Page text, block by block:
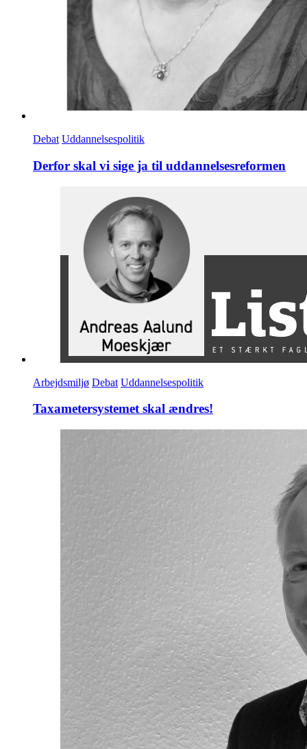
Debat Uddannelsespolitik
Derfor skal vi sige ja til uddannelsesreformen
Arbejdsmiljø Debat Uddannelsespolitik
Taxametersystemet skal ændres!